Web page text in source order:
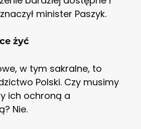
minister Paszyk.
żyć
w tym sakralne, to
Polski. Czy musimy
ich ochroną a
Nie.